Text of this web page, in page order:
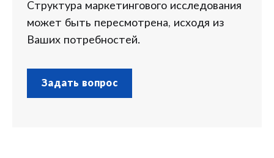
Структура маркетингового исследования
может быть пересмотрена, исходя из
Ваших потребностей.
Задать вопрос